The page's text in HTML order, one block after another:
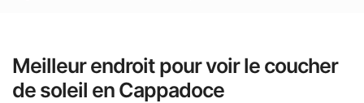
Meilleur endroit pour voir le coucher
de soleil en Cappadoce